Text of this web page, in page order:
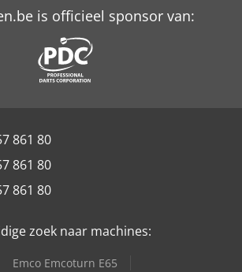
F
is officieel sponsor van:
861 80
861 80
861 80
zoek naar machines:
Emco Emcoturn E65